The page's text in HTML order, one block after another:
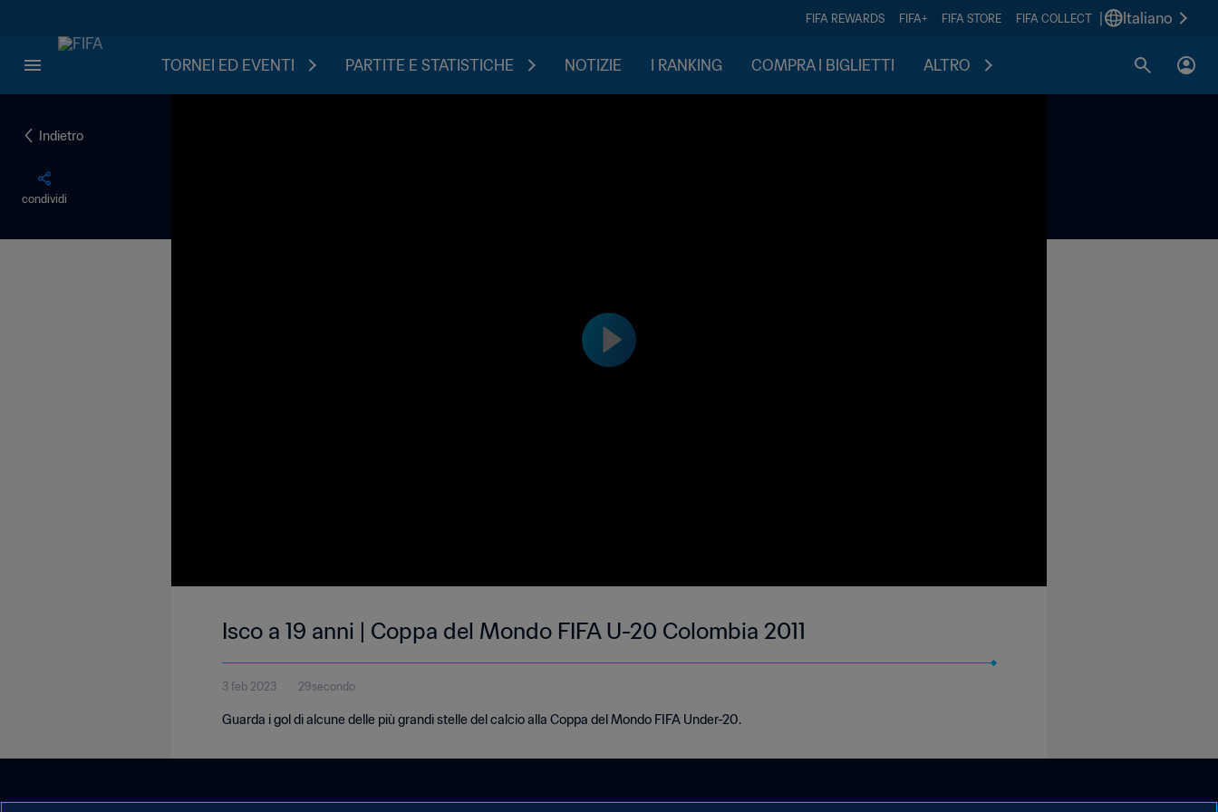
FIFA REWARDS FIFA+ FIFA STORE FIFA COLLECT Italiano
TORNEI ED EVENTI PARTITE E STATISTICHE NOTIZIE I RANKING COMPRA I BIGLIETTI ALTRO
Indietro
condividi
Isco a 19 anni | Coppa del Mondo FIFA U-20 Colombia 2011
3 feb 2023 29secondo
Guarda i gol di alcune delle più grandi stelle del calcio alla Coppa del Mondo FIFA Under-20.